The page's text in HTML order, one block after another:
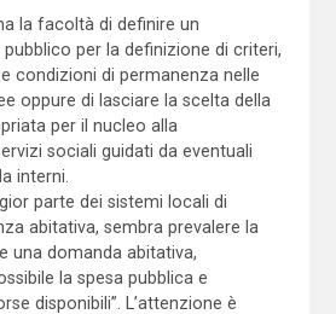
la facoltà di definire un
per la definizione di criteri,
condizioni di permanenza nelle
oppure di lasciare la scelta della
per il nucleo alla
sociali guidati da eventuali
interni.
parte dei sistemi locali di
abitativa, sembra prevalere la
una domanda abitativa,
la spesa pubblica e
disponibili”. L’attenzione è